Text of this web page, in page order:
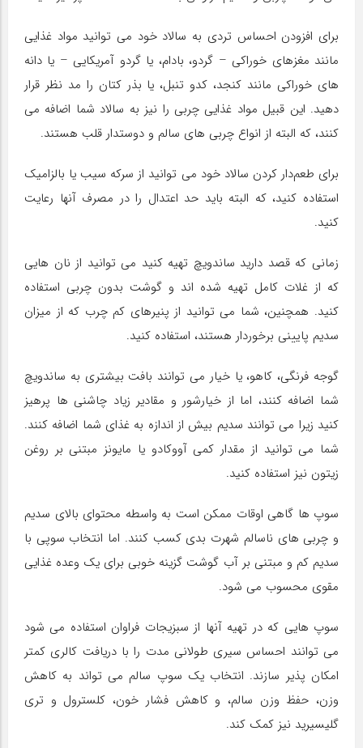
برای افزودن احساس تردی به سالاد خود می توانید مواد غذایی
مانند مغزهای خوراکی – گردو، بادام، یا گردو آمریکایی – یا دانه
های خوراکی مانند کنجد، کدو تنبل، یا بذر کتان را مد نظر قرار
دهید. این قبیل مواد غذایی چربی را نیز به سالاد شما اضافه می
کنند، که البته از انواع چربی های سالم و دوستدار قلب هستند.
برای طعم‌دار کردن سالاد خود می توانید از سرکه سیب یا بالزامیک
استفاده کنید، که البته باید حد اعتدال را در مصرف آنها رعایت
کنید.
زمانی که قصد دارید ساندویچ تهیه کنید می توانید از نان هایی
که از غلات کامل تهیه شده اند و گوشت بدون چربی استفاده
کنید. همچنین، شما می توانید از پنیرهای کم چرب که از میزان
سدیم پایینی برخوردار هستند، استفاده کنید.
گوجه فرنگی، کاهو، یا خیار می توانند بافت بیشتری به ساندویچ
شما اضافه کنند، اما از خیارشور و مقادیر زیاد چاشنی ها پرهیز
کنید زیرا می توانند سدیم بیش از اندازه به غذای شما اضافه کنند.
شما می توانید از مقدار کمی آووکادو یا مایونز مبتنی بر روغن
زیتون نیز استفاده کنید.
سوپ ها گاهی اوقات ممکن است به واسطه محتوای بالای سدیم
و چربی های ناسالم شهرت بدی کسب کنند. اما انتخاب سوپی با
سدیم کم و مبتنی بر آب گوشت گزینه خوبی برای یک وعده غذایی
مقوی محسوب می شود.
سوپ هایی که در تهیه آنها از سبزیجات فراوان استفاده می شود
می توانند احساس سیری طولانی مدت را با دریافت کالری کمتر
امکان پذیر سازند. انتخاب یک سوپ سالم می تواند به کاهش
وزن، حفظ وزن سالم، و کاهش فشار خون، کلسترول و تری
گلیسیرید نیز کمک کند.